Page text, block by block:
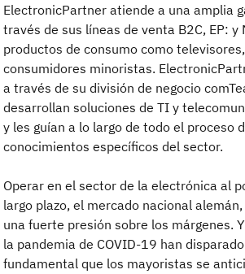
ElectronicPartner atiende a una amplia
través de sus líneas de venta B2C, EP:
productos de consumo como
consumidores minoristas.
a través de su división de negocio
desarrollan soluciones de TI y
y les guían a lo largo de todo el
conocimientos específicos del sector.
Operar en el sector de la electrónica al
largo plazo, el mercado nacional
una fuerte presión sobre los márgenes.
la pandemia de COVID-19 han
fundamental que los mayoristas se